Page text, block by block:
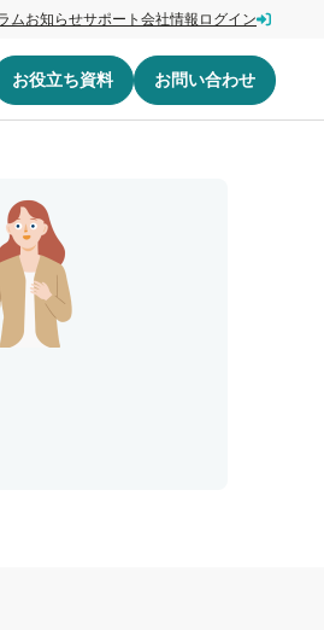
ムお知らせサポート 会社情報 ログイン
お役立ち資料 お問い合わせ